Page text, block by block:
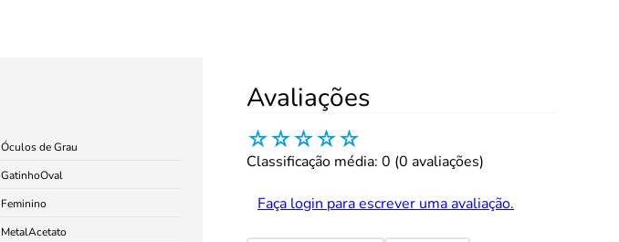
Óculos de Grau
GatinhoOval
Feminino
MetalAcetato
Avaliações
☆☆☆☆☆
Classificação média: 0 (0 avaliações)
Faça login para escrever uma avaliação.